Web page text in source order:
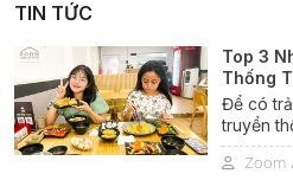
TIN TỨC
Top 3
Thống
Để có
truyền
gian
TOP 3
Zoom